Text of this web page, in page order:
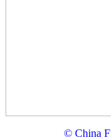
© China